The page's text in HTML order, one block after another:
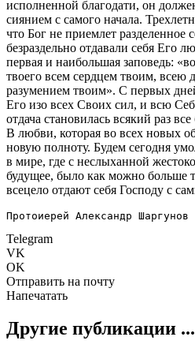
исполненной благодати, он
сиянием с самого начала.
что Бог не приемлет разделенное
безраздельно отдавали себя Его
первая и наибольшая заповедь:
твоего всем сердцем твоим,
разумением твоим». С первых
Его изо всех Своих сил, и всю
отдача становилась всякий раз
В любви, которая во всех новых
новую полноту. Будем сегодня
в мире, где с неслыханной
будущее, было как можно больше
всецело отдают себя Господу с
Протоиерей Александр Шаргунов
Telegram
VK
OK
Отправить на почту
Напечатать
Другие публикации ...